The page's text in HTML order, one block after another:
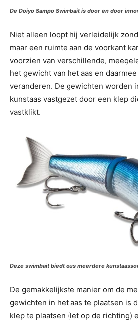
De Doiyo Sampo Swimbait is door en door
Niet alleen loopt hij verleidelijk
maar een ruimte aan de voorkant
voorzien van verschillende,
het gewicht van het aas en
veranderen. De gewichten worden
kunstaas vastgezet door een klep
vastklikt.
Deze swimbait biedt dus meerdere
De gemakkelijkste manier om de
gewichten in het aas te plaatsen is
klep te plaatsen (let op de richting)